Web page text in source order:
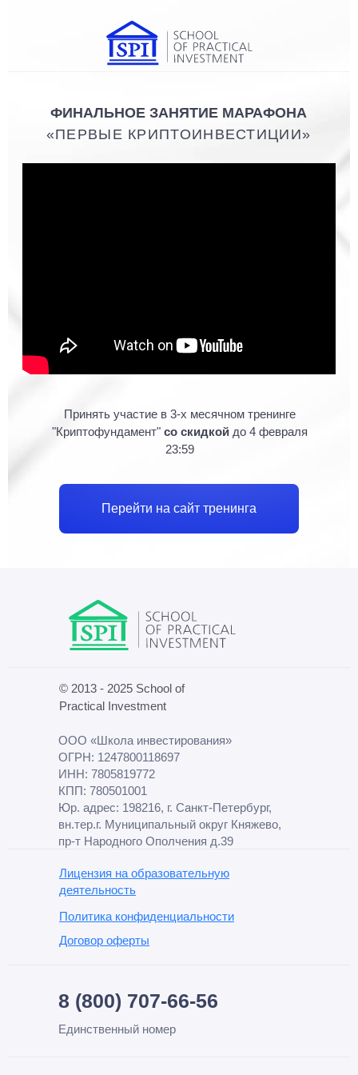
Принять участие в 3-х месячном тренинге
"Криптофундамент" со скидкой до 4 февраля
23:59
Перейти на сайт тренинга
ФИНАЛЬНОЕ ЗАНЯТИЕ МАРАФОНА
«ПЕРВЫЕ КРИПТОИНВЕСТИЦИИ»
© 2013 - 2025 School of
Practical Investment
ООО «Школа инвестирования»
ОГРН: 1247800118697
ИНН: 7805819772
КПП: 780501001
Юр. адрес: 198216, г. Санкт-Петербург,
вн.тер.г. Муниципальный округ Княжево,
пр-т Народного Ополчения д.39
Лицензия на образовательную
деятельность
Политика конфиденциальности
Договор оферты
8 (800) 707-66-56
Единственный номер